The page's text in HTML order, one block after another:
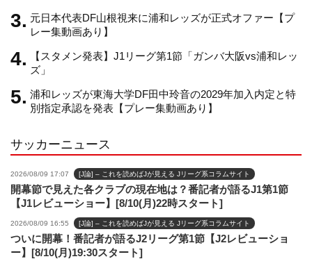
n
n
e
元日本代表DF山根視来に浦和レッズが正式オファー【プ
レー集動画あり】
【スタメン発表】J1リーグ第1節「ガンバ大阪vs浦和レッ
ズ」
浦和レッズが東海大学DF田中玲音の2029年加入内定と特
別指定承認を発表【プレー集動画あり】
サッカーニュース
2026/08/09 17:07 [J論] – これを読めばJが見える Jリーグ系コラムサイト
開幕節で見えた各クラブの現在地は？番記者が語るJ1第1節
【J1レビューショー】[8/10(月)22時スタート]
2026/08/09 16:55 [J論] – これを読めばJが見える Jリーグ系コラムサイト
ついに開幕！番記者が語るJ2リーグ第1節【J2レビューショ
ー】[8/10(月)19:30スタート]